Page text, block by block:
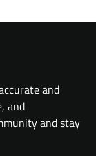
and
and
and stay